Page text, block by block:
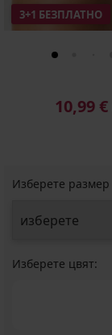
3+1 БЕЗПЛАТНО
10,99 €
Изберете размер
Изберете цвят: